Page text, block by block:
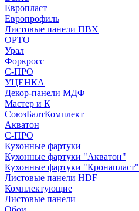
Европласт
Европрофиль
Листовые панели ПВХ
ОРТО
Урал
Форкросс
С-ПРО
УЦЕНКА
Декор-панели МДФ
Мастер и К
СоюзБалтКомплект
Акватон
С-ПРО
Кухонные фартуки
Кухонные фартуки "Акватон"
Кухонные фартуки "Кронапласт"
Листовые панели HDF
Комплектующие
Листовые панели